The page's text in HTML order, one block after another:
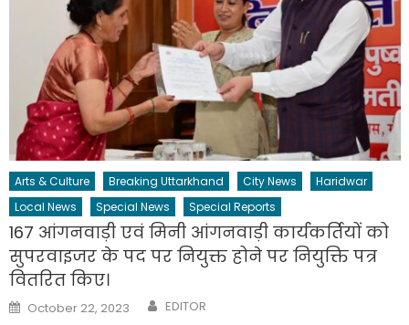
Arts & Culture Breaking Uttarkhand City News
Haridwar
Local News
Special News Special Reports
167 आंगनवाड़ी एवं मिनी आंगनवाड़ी कार्यकर्तियों को
सुपरवाइजर के पद पर नियुक्त होने पर नियुक्ति पत्र
वितरित किए।
Posted
on
October 22, 2023 Author
EDITOR